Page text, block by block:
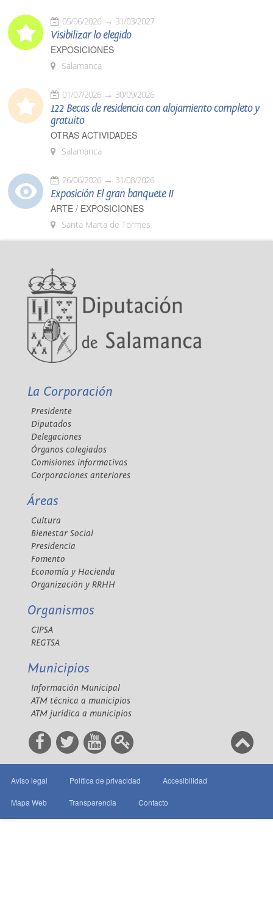
05/06/2026 31/03/2027
Visibilizar lo elegido
EXPOSICIONES
Salamanca
01/07/2026 30/09/2026
122 Becas de residencia con alojamiento completo y
gratuito
OTRAS ACTIVIDADES
Salamanca
26/06/2026 31/08/2026
Exposición El gran banquete II
ARTE / EXPOSICIONES
Santa Marta de Tormes
La Corporación
Presidente
Diputados
Delegaciones
Órganos colegiados
Comisiones informativas
Corporaciones anteriores
Áreas
Cultura
Bienestar Social
Presidencia
Fomento
Economía y Hacienda
Organización y RRHH
Organismos
CIPSA
REGTSA
Municipios
Información Municipal
ATM técnica a municipios
ATM jurídica a municipios
Aviso legal Política de privacidad Accesibilidad
Mapa Web Transparencia Contacto